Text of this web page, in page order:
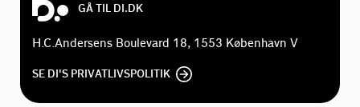
GÅ TIL DI.DK
H.C.Andersens Boulevard 18, 1553 København V
SE DI'S PRIVATLIVSPOLITIK